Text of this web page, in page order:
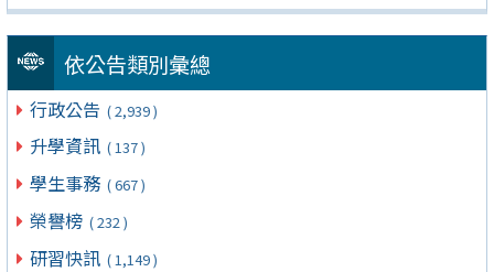
依公告類別彙總
行政公告 ( 2,939 )
升學資訊 ( 137 )
學生事務 ( 667 )
榮譽榜 ( 232 )
研習快訊 ( 1,149 )